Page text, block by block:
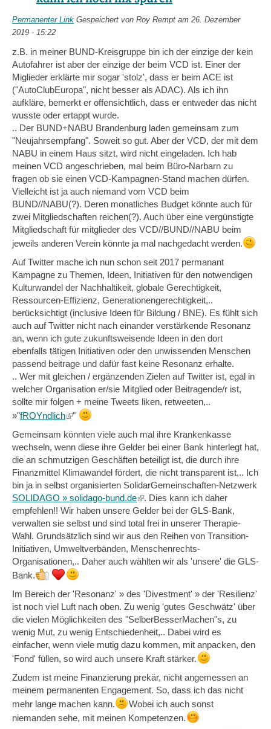
Permanenter Link Gespeichert von Roy Rempt am 26. Dezember
2019 - 15:22
z.B. in meiner BUND-Kreisgruppe bin ich der einzige der kein
Autofahrer ist aber der einzige der beim VCD ist. Einer der
Miglieder erklärte mir sogar 'stolz', dass er beim ACE ist
("AutoClubEuropa", nicht besser als ADAC). Als ich ihn
aufkläre, bemerkt er offensichtlich, dass er entweder das nicht
wusste oder ertappt wurde.
.. Der BUND+NABU Brandenburg laden gemeinsam zum
"Neujahrsempfang". Soweit so gut. Aber der VCD, der mit dem
NABU in einem Haus sitzt, wird nicht eingeladen. Ich hab
meinen VCD angeschrieben, mal beim Büro-Narbarn zu
fragen ob sie einen VCD-Kampagnen-Stand machen dürfen.
Vielleicht ist ja auch niemand vom VCD beim
BUND//NABU(?). Deren monatliches Budget könnte auch für
zwei Mitgliedschaften reichen(?). Auch über eine vergünstigte
Mitgliedschaft für mitglieder des VCD//BUND//NABU beim
jeweils anderen Verein könnte ja mal nachgedacht werden.
Auf Twitter mache ich nun schon seit 2017 permanant
Kampagne zu Themen, Ideen, Initiativen für den notwendigen
Kulturwandel der Nachhaltikeit, globale Gerechtigkeit,
Ressourcen-Effizienz, Generationengerechtigkeit,..
berücksichtigt (inclusive Ideen für Bildung / BNE). Es fühlt sich
auch auf Twitter nicht nach einander verstärkende Resonanz
an, wenn ich gute zukunftsweisende Ideen in den dort
ebenfalls tätigen Initiativen oder den unwissenden Menschen
passend beitrage und dafür fast keine Resonanz erhalte.
.. Wer mit gleichen / ergänzenden Zielen auf Twitter ist, egal in
welcher Organisation er/sie Mitglied oder Beitragende/r ist,
sollte mir folgen + meine Tweets liken, retweeten,..
»"fROYndlich(link
external)
"
Gemeinsam könnten viele auch mal ihre Krankenkasse
wechseln, wenn diese ihre Gelder bei einer Bank hinterlegt hat,
die an schmutzigen Geschäften beteiligt ist, die durch ihre
Finanzmittel Klimawandel fördert, die nicht transparent ist,.. Ich
bin ja in selbst organisierten SolidarGemeinschaften-Netzwerk
SOLIDAGO » solidago-bund.de(link
is
external)
. Dies kann ich daher
empfehlen!! Wir haben unsere Gelder bei der GLS-Bank,
verwalten sie selbst und sind total frei in unserer Therapie-
Wahl. Grundsätzlich sind wir aus den Reihen von Transition-
Initiativen, Umweltverbänden, Menschenrechts-
Organisationen,.. Daher auch wählten wir als 'unsere' die GLS-
Bank.
Im Bereich der 'Resonanz' » des 'Divestment' » der 'Resilienz'
ist noch viel Luft nach oben. Zu wenig 'gutes Geschwätz' über
die vielen Möglichkeiten des "SelberBesserMachen"s, zu
wenig Mut, zu wenig Entschiedenheit,.. Dabei wird es
einfacher, wenn viele mutig dazu kommen, mit anpacken, den
'Fond' füllen, so wird auch unsere Kraft stärker.
Zudem ist meine Finanzierung prekär, nicht angemessen an
meinem permanenten Engagement. So, dass ich das nicht
mehr lange machen kann.
Wobei ich auch sonst
niemanden sehe, mit meinen Kompetenzen.